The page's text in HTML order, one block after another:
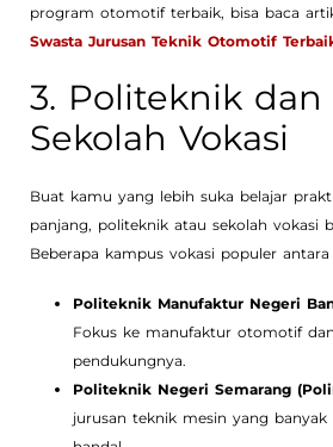
program otomotif terbaik, bisa baca
Swasta Jurusan Teknik Otomotif
3. Politeknik dan
Sekolah Vokasi
Buat kamu yang lebih suka belajar
panjang, politeknik atau sekolah vokasi
Beberapa kampus vokasi populer antara
Politeknik Manufaktur Negeri
Fokus ke manufaktur otomotif
pendukungnya.
Politeknik Negeri Semarang
jurusan teknik mesin yang